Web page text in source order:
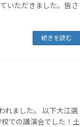
いただきました。皆さ
続きを読む
れました。 以下大江選
での講演会でした！土